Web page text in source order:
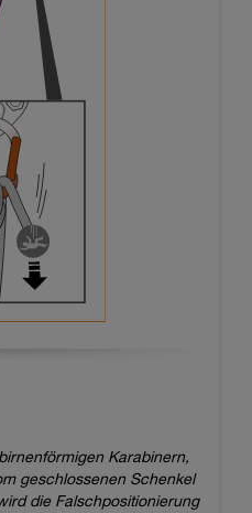
Karabinern,
geschlossenen Schenkel
die Falschpositionierung